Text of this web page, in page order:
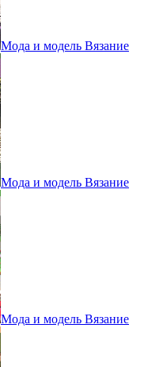
Мода и модель Вязание
Мода и модель Вязание
Мода и модель Вязание